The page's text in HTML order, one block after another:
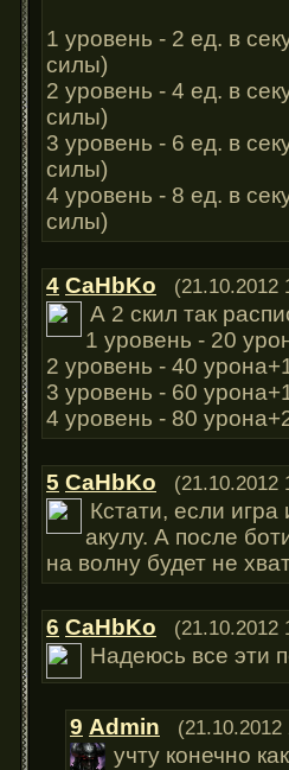
1 уровень - 2 ед. в
силы)
2 уровень - 4 ед. в
силы)
3 уровень - 6 ед. в
силы)
4 уровень - 8 ед. в
силы)
4 CaHbKo (21.10.2012
А 2 скил так
1 уровень - 20
2 уровень - 40
3 уровень - 60
4 уровень - 80
5 CaHbKo (21.10.2012
Кстати, если
акулу. А после
на волну будет не
6 CaHbKo (21.10.2012
Надеюсь все эти
9 Admin (21.10.2012
учту конечно